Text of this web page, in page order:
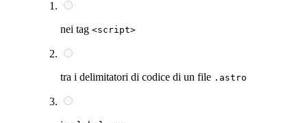
nei tag <script>
tra i delimitatori di codice di un file .astro